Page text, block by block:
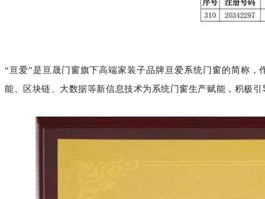
“亘爱”是亘晟门窗旗下高端家装子品牌亘爱系统门窗的简称
能、区块链、大数据等新信息技术为系统门窗生产赋能，积极